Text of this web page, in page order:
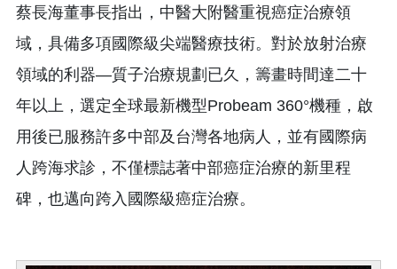
蔡長海董事長指出，中醫大附醫重視癌症治療領
域，具備多項國際級尖端醫療技術。對於放射治療
領域的利器—質子治療規劃已久，籌畫時間達二十
年以上，選定全球最新機型Probeam 360°機種，啟
用後已服務許多中部及台灣各地病人，並有國際病
人跨海求診，不僅標誌著中部癌症治療的新里程
碑，也邁向跨入國際級癌症治療。